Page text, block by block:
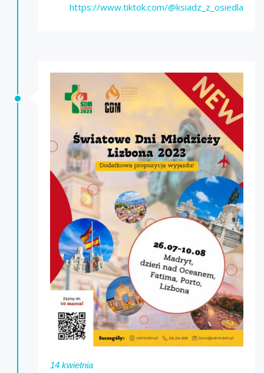
https://www.tiktok.com/@ksiadz_z_osiedla
14 kwietnia